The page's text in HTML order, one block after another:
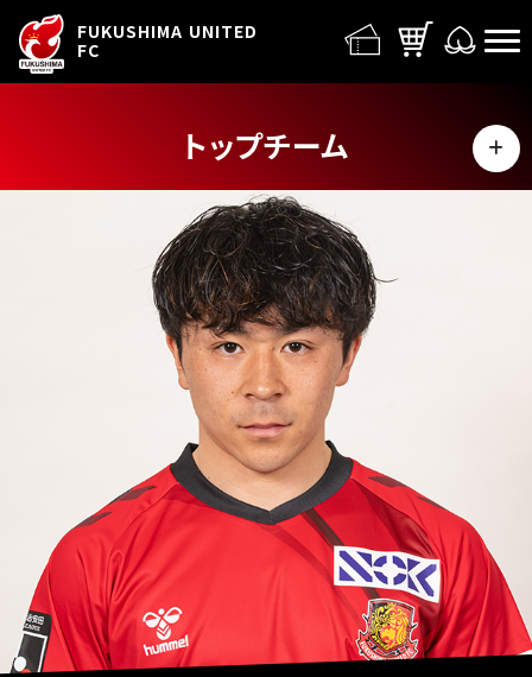
FUKUSHIMA UNITED
FC
トップチーム
MENU
選手
スタッフ
スケジュール